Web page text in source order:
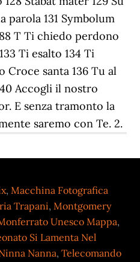
,Macchina Fotografica
Trapani,Montgomery
Unesco Mappa,
Si Lamenta Nel
Nanna,Telecomando